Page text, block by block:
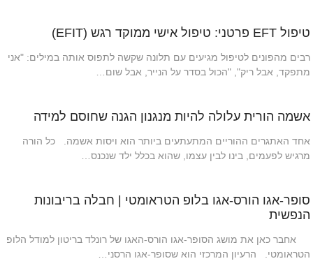
טיפול EFT פרטני: טיפול אישי ממוקד רגש (EFIT)
רבים מהפונים לטיפול מגיעים עם תלונה שקשה לתפוס אותה במילים: "אני
מתפקד, אבל ריק", "הכול בסדר על הנייר, אבל שום…
אשמה הורית עלולה להיות מנגנון הגנה שחוסם למידה
אחד האתגרים ההוריים המתעתעים ביותר הוא ויסות אשמה. כל הורה
מרגיש לפעמים, בינו לבין עצמו, שהוא בכלל ילד שנכנס…
סופר-אגו הורס-אגו בלופ הטראומטי | חבלה בריבונות
הנפשית
אחבר כאן את מושג הסופר-אגו הורס-האגו של רונלד בריטון למודל הלופ
הטראומטי. הרעיון המרכזי הוא שסופר-אגו הרסני…